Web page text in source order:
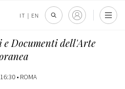
IT | EN
Documenti dell'Arte
• ROMA